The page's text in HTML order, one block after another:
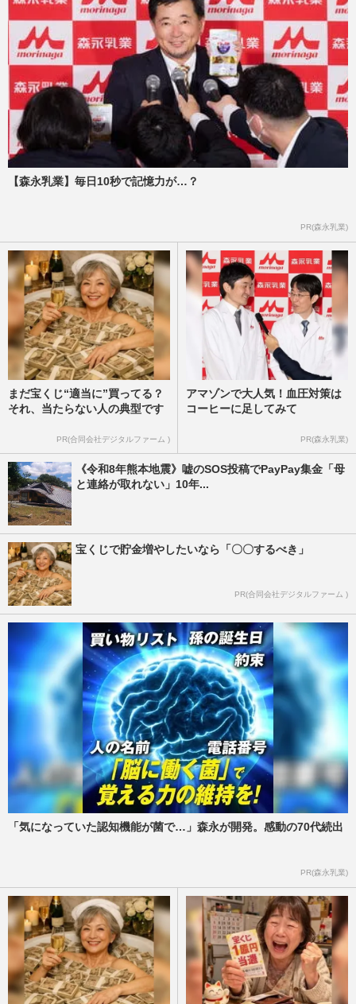
【森永乳業】毎日10秒で記憶力が…？
PR(森永乳業)
まだ宝くじ“適当に”買ってる？
それ、当たらない人の典型です
PR(合同会社デジタルファーム )
アマゾンで大人気！血圧対策は
コーヒーに足してみて
PR(森永乳業)
《令和8年熊本地震》嘘のSOS投稿でPayPay集金「母
と連絡が取れない」10年...
宝くじで貯金増やしたいなら「〇〇するべき」
PR(合同会社デジタルファーム )
「気になっていた認知機能が菌で…」森永が開発。感動の70代続出
PR(森永乳業)